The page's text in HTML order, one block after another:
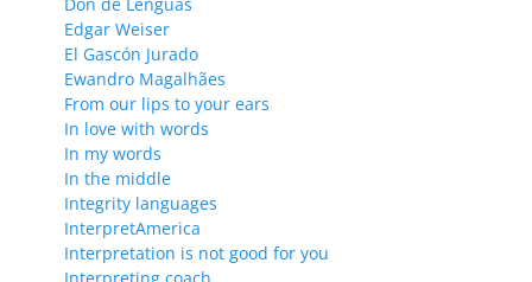
Edgar Weiser
El Gascón Jurado
Ewandro Magalhães
From our lips to your ears
In love with words
In my words
In the middle
Integrity languages
InterpretAmerica
Interpretation is not good for you